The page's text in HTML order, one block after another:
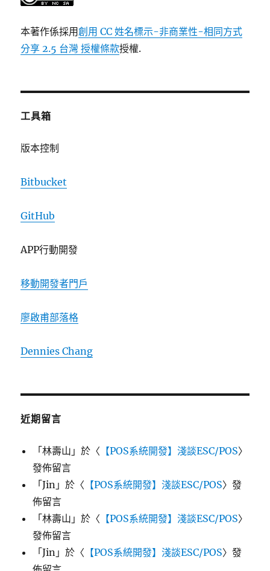
本著作係採用創用 CC 姓名標示-非商業性-相同方式
分享 2.5 台灣 授權條款授權.
工具箱
版本控制
Bitbucket
GitHub
APP行動開發
移動開發者門戶
廖啟甫部落格
Dennies Chang
近期留言
「林壽山 」於〈 【POS系統開發】淺談ESC/POS〉
發佈留言
「Jin 」於〈 【POS系統開發】淺談ESC/POS〉發
佈留言
「林壽山 」於〈 【POS系統開發】淺談ESC/POS〉
發佈留言
「Jin 」於〈 【POS系統開發】淺談ESC/POS〉發